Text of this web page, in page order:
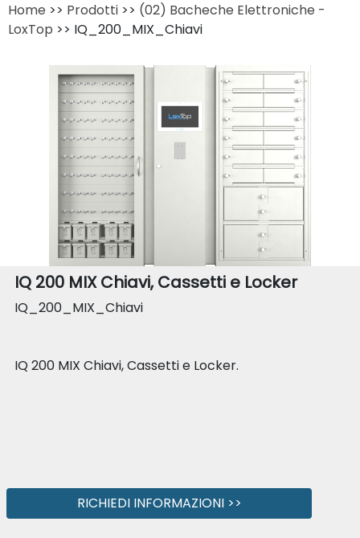
Home >> Prodotti >> (02) Bacheche Elettroniche -
LoxTop >> IQ_200_MIX_Chiavi
IQ 200 MIX Chiavi, Cassetti e Locker
IQ_200_MIX_Chiavi
IQ 200 MIX Chiavi, Cassetti e Locker.
RICHIEDI INFORMAZIONI >>